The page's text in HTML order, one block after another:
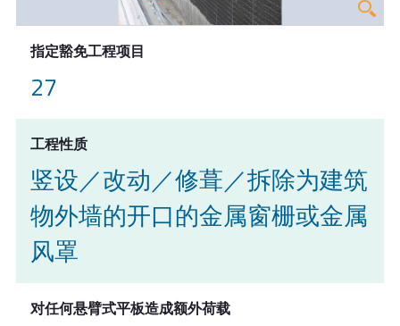
指定豁免工程项目
27
工程性质
竖设／改动／修葺／拆除为建筑
物外墙的开口的金属窗栅或金属
风罩
对任何悬臂式平板造成额外荷载